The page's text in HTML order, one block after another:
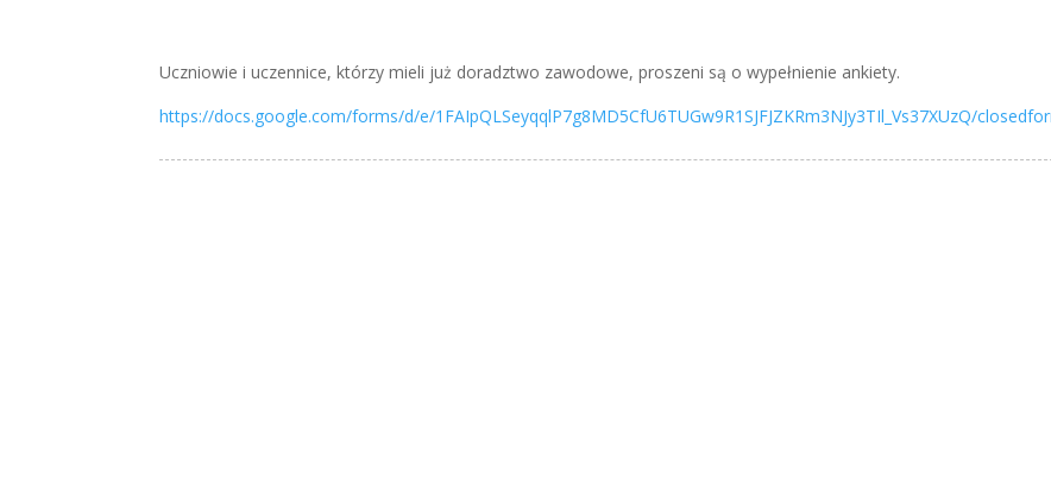
Uczniowie i uczennice, którzy mieli już doradztwo zawodowe, proszeni są o wypełnienie ankiety.
https://docs.google.com/forms/d/e/1FAIpQLSeyqqlP7g8MD5CfU6TUGw9R1SJFJZKRm3NJy3TIl_Vs37XUzQ/